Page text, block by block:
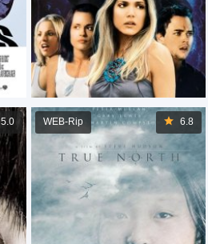
6.8
WEB-Rip
5.0